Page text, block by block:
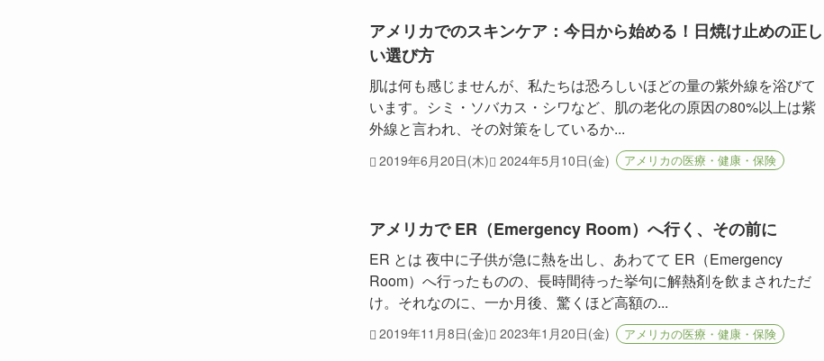
アメリカでのスキンケア：今日から始める！日焼け止めの正し
い選び方
肌は何も感じませんが、私たちは恐ろしいほどの量の紫外線を浴びて
います。シミ・ソバカス・シワなど、肌の老化の原因の80%以上は紫
外線と言われ、その対策をしているか...
2019年6月20日(木) 2024年5月10日(金) アメリカの医療・健康・保険
アメリカで ER（Emergency Room）へ行く、その前に
ER とは 夜中に子供が急に熱を出し、あわてて ER（Emergency
Room）へ行ったものの、長時間待った挙句に解熱剤を飲まされただ
け。それなのに、一か月後、驚くほど高額の...
2019年11月8日(金) 2023年1月20日(金) アメリカの医療・健康・保険